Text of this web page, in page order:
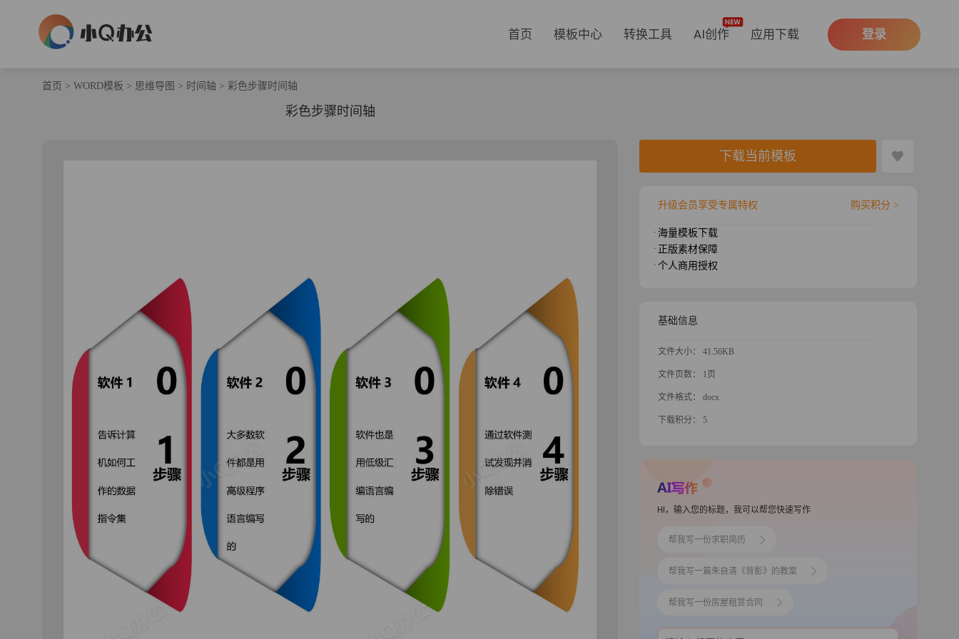
首页 模板中心 转换工具 AI创作 应用下载 登录
首页 > WORD模板 > 思维导图 > 时间轴 > 彩色步骤时间轴
彩色步骤时间轴
下载当前模板
升级会员享受专属特权 购买积分 >
· 海量模板下载
· 正版素材保障
· 个人商用授权
基础信息
文件大小： 41.56KB
文件页数： 1页
文件格式： docx
下载积分： 5
HI，输入您的标题，我可以帮您快速写作
帮我写一份求职简历
帮我写一篇朱自清《背影》的教案
帮我写一份房屋租赁合同